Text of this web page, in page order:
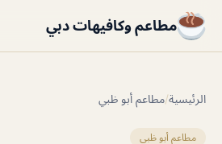
مطاعم وكافيهات دبي
الرئيسية/مطاعم أبو ظبي
مطاعم أبو ظبي